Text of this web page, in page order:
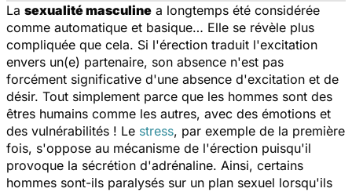
La sexualité masculine a longtemps été considérée
comme automatique et basique… Elle se révèle plus
compliquée que cela. Si l'érection traduit l'excitation
envers un(e) partenaire, son absence n'est pas
forcément significative d'une absence d'excitation et de
désir. Tout simplement parce que les hommes sont des
êtres humains comme les autres, avec des émotions et
des vulnérabilités ! Le stress, par exemple de la première
fois, s'oppose au mécanisme de l'érection puisqu'il
provoque la sécrétion d'adrénaline. Ainsi, certains
hommes sont-ils paralysés sur un plan sexuel lorsqu'ils